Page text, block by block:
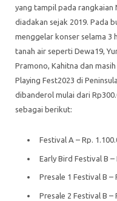
yang tampil pada rangkaian
diadakan sejak 2019. Pada
menggelar konser selama 3
tanah air seperti Dewa19,
Pramono, Kahitna dan
Playing Fest2023 di
dibanderol mulai dari
sebagai berikut:
Festival A – Rp.
Early Bird Festival B –
Presale 1 Festival B –
Presale 2 Festival B –